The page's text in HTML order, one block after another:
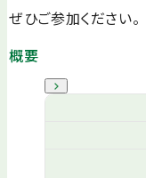
ぜひご参加ください。
概要